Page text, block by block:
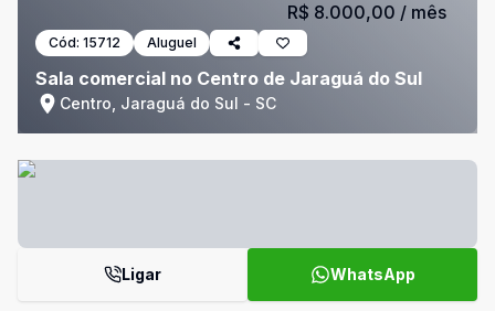
Cód: 15712 Aluguel
Sala comercial no Centro de Jaraguá do Sul
Centro, Jaraguá do Sul - SC
R$ 8.000,00 / mês
Ligar WhatsApp